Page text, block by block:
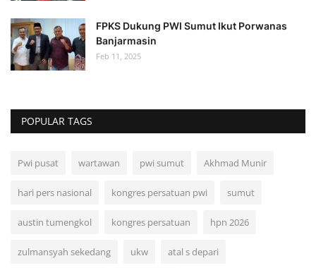
FPKS Dukung PWI Sumut Ikut Porwanas
Banjarmasin
Feb 11, 2025
POPULAR TAGS
Pwi pusat wartawan pwi sumut Akhmad Munir
hari pers nasional kongres persatuan pwi sumut
austin tumengkol kongres persatuan hpn 2026
zulmansyah sekedang ukw atal s depari